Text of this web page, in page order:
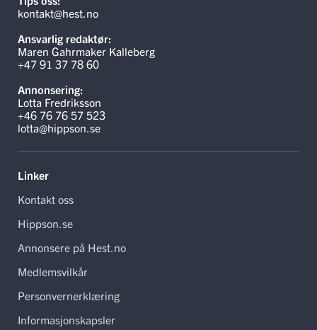
AKTUELT
Mestring med hest: Drar i gang gratis
lavterskeltilbud
20. januar 2026, 07:00
Maren G. Kalleberg
Gjennom et nytt prosjekt med hest i sentrum ønsker Arendal
og Grimstad Rideklubb å forebygge utenforskap, styrke
psykisk helse og skape fellesskap.
– I forbindelse med det allerede pågående prosjektet Idretten